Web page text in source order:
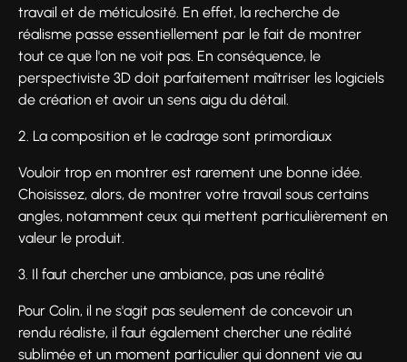
travail et de méticulosité. En effet, la recherche de
réalisme passe essentiellement par le fait de montrer
tout ce que l'on ne voit pas. En conséquence, le
perspectiviste 3D doit parfaitement maîtriser les logiciels
de création et avoir un sens aigu du détail.
2. La composition et le cadrage sont primordiaux
Vouloir trop en montrer est rarement une bonne idée.
Choisissez, alors, de montrer votre travail sous certains
angles, notamment ceux qui mettent particulièrement en
valeur le produit.
3. Il faut chercher une ambiance, pas une réalité
Pour Colin, il ne s'agit pas seulement de concevoir un
rendu réaliste, il faut également chercher une réalité
sublimée et un moment particulier qui donnent vie au